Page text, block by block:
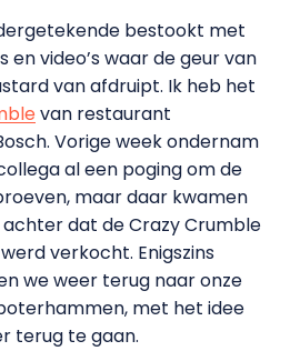
bestookt met
en video’s waar de geur van
van afdruipt. Ik heb het
van restaurant
Vorige week ondernam
al een poging om de
maar daar kwamen
dat de Crazy Crumble
verkocht. Enigszins
we weer terug naar onze
met het idee
terug te gaan.